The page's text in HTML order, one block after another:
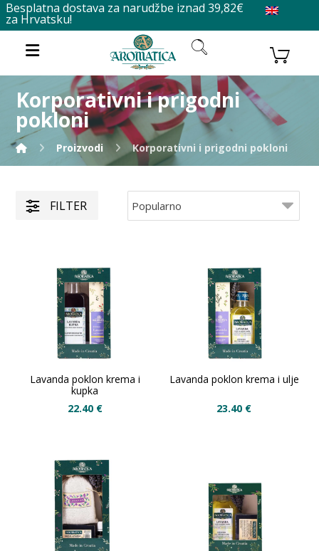
Besplatna dostava za narudžbe iznad 39,82€
za Hrvatsku!
Korporativni i prigodni
pokloni
Proizvodi Korporativni i prigodni pokloni
FILTER
Lavanda poklon krema i
kupka
22.40 €
Lavanda poklon krema i ulje
23.40 €